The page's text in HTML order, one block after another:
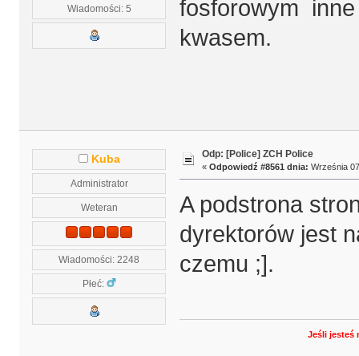
Wiadomości: 5
fosforowym inne
kwasem.
Kuba
Administrator
Weteran
Wiadomości: 2248
Płeć:
Odp: [Police] ZCH Police
« Odpowiedź #8561 dnia: Września
A podstrona
dyrektorów jest
czemu ;].
Jeśli jesteś